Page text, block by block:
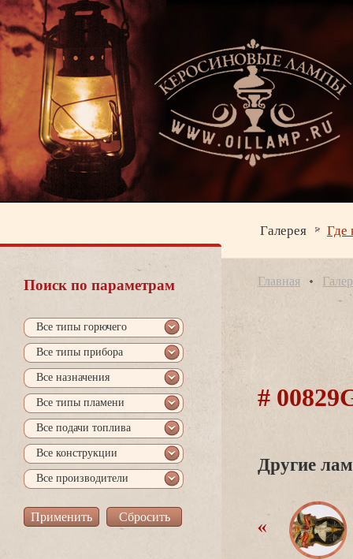
Галерея Где
Поиск по параметрам
се типы горючего
се типы прибора
се назначения
се типы пламени
се подачи топлива
се конструкции
се производители
Главная
#
Другие